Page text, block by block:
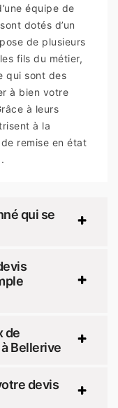
équipe de
dotés d’un
de plusieurs
fils du métier,
qui sont des
à bien votre
à leurs
à la
remise en état
qui se
de
Bellerive
devis